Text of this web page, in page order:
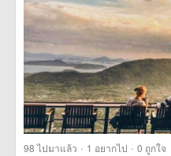
98ไปมาแล้ว · 1 อยากไป · 0 ถูกใจ